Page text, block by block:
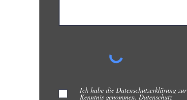
Ich habe die Datenschutzerklärung zur
Kenntnis genommen. Datenschutz